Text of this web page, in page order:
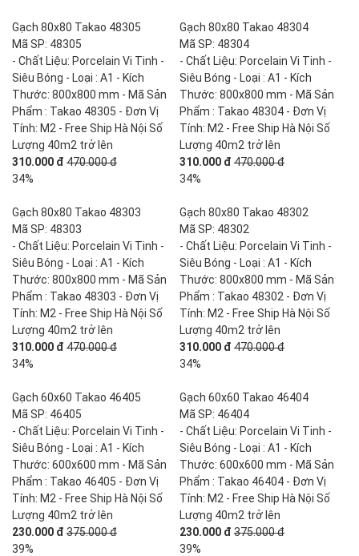
Gạch 80x80 Takao 48305
Mã SP: 48305
- Chất Liệu: Porcelain Vi Tinh -
Siêu Bóng - Loại : A1 - Kích
Thước: 800x800 mm - Mã Sản
Phẩm : Takao 48305 - Đơn Vị
Tính: M2 - Free Ship Hà Nội Số
Lượng 40m2 trở lên
310.000 đ 470.000 đ
34%
Gạch 80x80 Takao 48304
Mã SP: 48304
- Chất Liệu: Porcelain Vi Tinh -
Siêu Bóng - Loại : A1 - Kích
Thước: 800x800 mm - Mã Sản
Phẩm : Takao 48304 - Đơn Vị
Tính: M2 - Free Ship Hà Nội Số
Lượng 40m2 trở lên
310.000 đ 470.000 đ
34%
Gạch 80x80 Takao 48303
Mã SP: 48303
- Chất Liệu: Porcelain Vi Tinh -
Siêu Bóng - Loại : A1 - Kích
Thước: 800x800 mm - Mã Sản
Phẩm : Takao 48303 - Đơn Vị
Tính: M2 - Free Ship Hà Nội Số
Lượng 40m2 trở lên
310.000 đ 470.000 đ
34%
Gạch 80x80 Takao 48302
Mã SP: 48302
- Chất Liệu: Porcelain Vi Tinh -
Siêu Bóng - Loại : A1 - Kích
Thước: 800x800 mm - Mã Sản
Phẩm : Takao 48302 - Đơn Vị
Tính: M2 - Free Ship Hà Nội Số
Lượng 40m2 trở lên
310.000 đ 470.000 đ
34%
Gạch 60x60 Takao 46405
Mã SP: 46405
- Chất Liệu: Porcelain Vi Tinh -
Siêu Bóng - Loại : A1 - Kích
Thước: 600x600 mm - Mã Sản
Phẩm : Takao 46405 - Đơn Vị
Tính: M2 - Free Ship Hà Nội Số
Lượng 40m2 trở lên
230.000 đ 375.000 đ
39%
Gạch 60x60 Takao 46404
Mã SP: 46404
- Chất Liệu: Porcelain Vi Tinh -
Siêu Bóng - Loại : A1 - Kích
Thước: 600x600 mm - Mã Sản
Phẩm : Takao 46404 - Đơn Vị
Tính: M2 - Free Ship Hà Nội Số
Lượng 40m2 trở lên
230.000 đ 375.000 đ
39%